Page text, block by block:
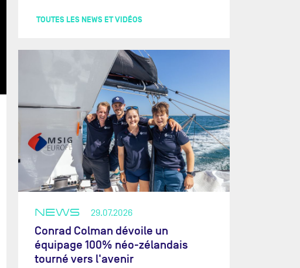
TOUTES LES NEWS ET VIDÉOS
NEWS 29.07.2026
Conrad Colman dévoile un
équipage 100% néo-zélandais
tourné vers l'avenir